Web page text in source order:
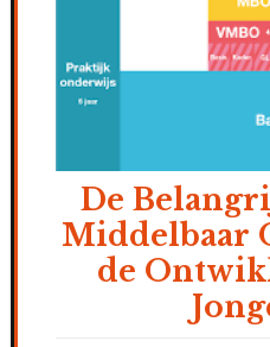
De
Middelbaar
de